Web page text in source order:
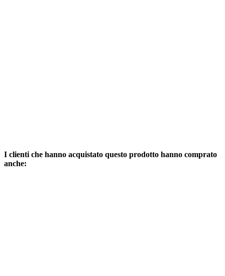
I clienti che hanno acquistato questo prodotto hanno comprato
anche: